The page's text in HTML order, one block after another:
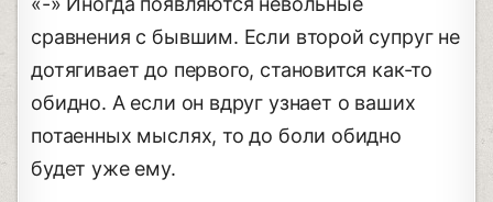
сравнения с бывшим. Если второй супруг не
дотягивает до первого, становится как-то
обидно. А если он вдруг узнает о ваших
потаенных мыслях, то до боли обидно
будет уже ему.